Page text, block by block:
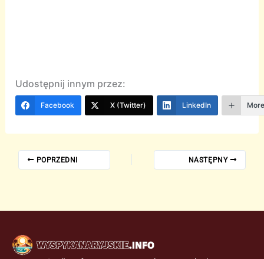
Udostępnij innym przez:
Facebook X (Twitter) LinkedIn
POPRZEDNI NASTĘPNY